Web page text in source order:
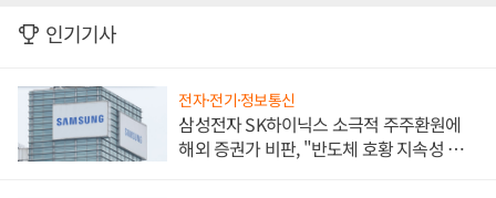
인기기사
전자·전기·정보통신
삼성전자 SK하이닉스 소극적 주주환원에
해외 증권가 비판, "반도체 호황 지속성 의